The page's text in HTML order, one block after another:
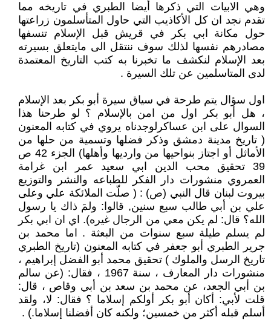
وهي الابيات التي ذكرها أيضا الطبري في تاريخه مما
تقدم نجد ان كل الأكاذيب التي حاول المتأسلمون زراعتها
حول مكانة ابي بكر في قريش قبل الإسلام تنسفها
مصادرهم نفسها لذلك سوف ننتقل الى مايتعلق بسيرته
بعد الإسلام لنكشف ما تخبرنا به كتب التاريخ المعتمدة
لدى المتاسلمين عن تلك السيرة .
اول سؤال يتم طرحة في سياق سيرة أبو بكر بعد الإسلام
، هل أبو بكر اول من امن بالإسلام ؟ لو طرحنا هذا
السوال على ابن عساكرلوجدناه يروي في كتابه المعنون
( تاريخ مدينة دمشق وذكر فضلها وتسمية من حلها من
الأماثل أو اجتاز بنواحيها من وارديها وأهلها) الجزء 42 ص
39 تحقيق محب الدين ابي سعيد عمر ابن غرامة
العمروي منشورات دار الفكر للطباعه والنشر والتوزيع
بيروت لبنان قال النبي (ص) : ( صلّت الملائكة علي وعلى
علي بن أبي طالب سبع سنين, قالوا: ولمَ ذاك يا رسول
الله؟ قال: لم يكن معي من الرجال غيره). اي ان ابي بكر
لم يسلم طيلة سبع سنوات من البعثة . اما محمد بن
جرير الطبري أبو جعفر في كتابه المعنون (تاريخ الطبري
تاريخ الرسل والملوك ) تحقيق محمد أبو الفضل إبراهيم ،
منشورات دار المعارف ، سنة 1967 ، فقال: (عن سالم
بن أبي الجعد، عن محمد بن سعد بن أبي وقاص ، قال:
قلت لأبي: أكان أبو بكر أولكم إسلاما ؟ فقال: لا، ولقد
أسلم قبله أكثر من خمسين؛ ولكنه كان أفضلنا إسلاما.) .